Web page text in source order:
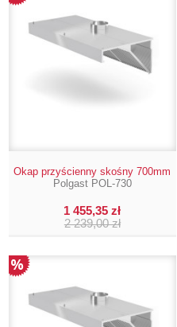
Okap przyścienny skośny 700mm
Polgast POL-730
1 455,35 zł
2 239,00 zł